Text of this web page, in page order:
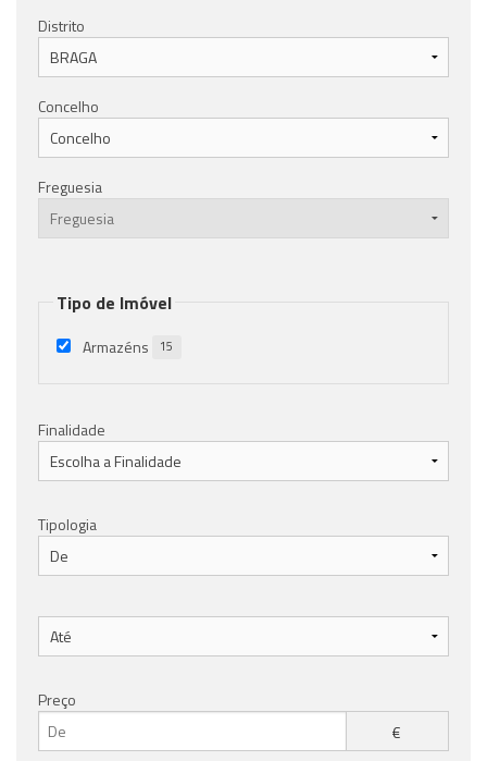
Distrito
Concelho
Freguesia
Tipo de Imóvel
Armazéns 15
Finalidade
Tipologia
Preço
€